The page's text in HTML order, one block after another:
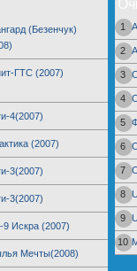
(Безенчук)
ГТС (2007)
4(2007)
(2007)
3(2007)
3(2007)
Искра (2007)
Мечты(2008)
1
2
3
4
5
6
7
8
9
10